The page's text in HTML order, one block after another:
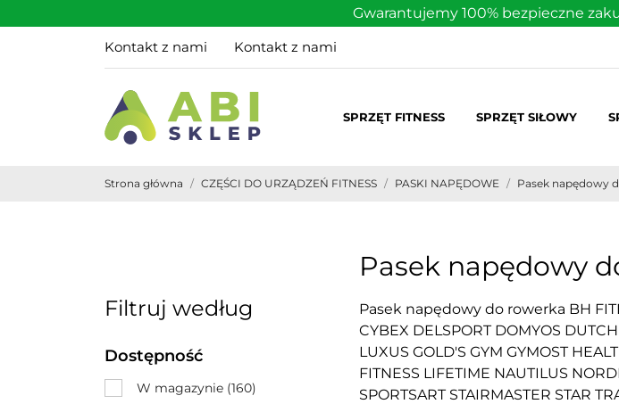
Gwarantujemy 100% bezpieczne
Kontakt z nami
Kontakt z nami
SPRZĘT FITNESS SPRZĘT SIŁOWY
Strona główna CZĘŚCI DO URZĄDZEŃ FITNESS PASKI NAPĘDOWE Pasek napędowy
Filtruj według
Dostępność
W magazynie (160)
Pasek napędowy
Pasek napędowy do rowerka BH
CYBEX DELSPORT DOMYOS
LUXUS GOLD'S GYM GYMOST
FITNESS LIFETIME NAUTILUS
SPORTSART STAIRMASTER STAR